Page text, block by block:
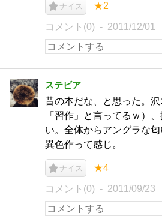
ナイス ★2
コメント(0) 2011/12/01
ステビア
昔の本だな、と思った。
「習作」と言ってるｗ）
い。全体からアングラな匂
異色作って感じ。
ナイス ★4
コメント(0) 2011/09/23